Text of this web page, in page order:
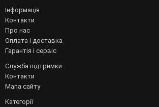
Інформація
Контакти
Про нас
Оплата і доставка
Гарантія і сервіс
Служба підтримки
Контакти
Мапа сайту
Категорії